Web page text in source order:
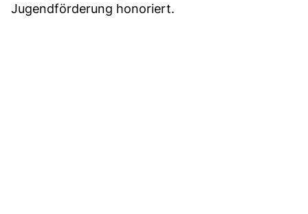
Jugendförderung honoriert.